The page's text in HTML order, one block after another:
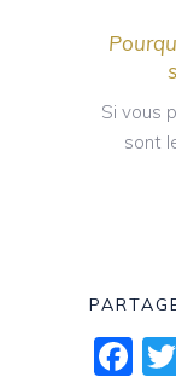
Si vous
sont